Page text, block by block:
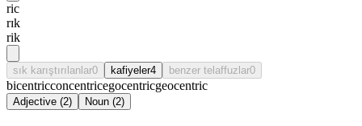
ric
rɪk
rik
sık karıştırılanlar0 kafiyeler4 benzer telaffuzlar0
bicentricconcentricegocentricgeocentric
Adjective (2) Noun (2)